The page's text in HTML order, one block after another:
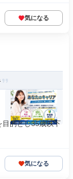
気になる
目的とし35歳以下
気になる